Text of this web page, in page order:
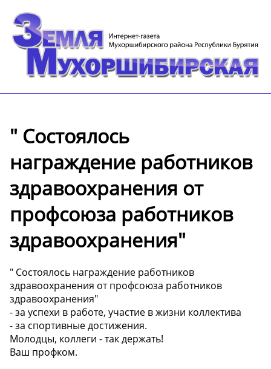
" Состоялось
награждение работников
здравоохранения от
профсоюза работников
здравоохранения"
" Состоялось награждение работников
здравоохранения от профсоюза работников
здравоохранения"
- за успехи в работе, участие в жизни коллектива
- за спортивные достижения.
Молодцы, коллеги - так держать!
Ваш профком.